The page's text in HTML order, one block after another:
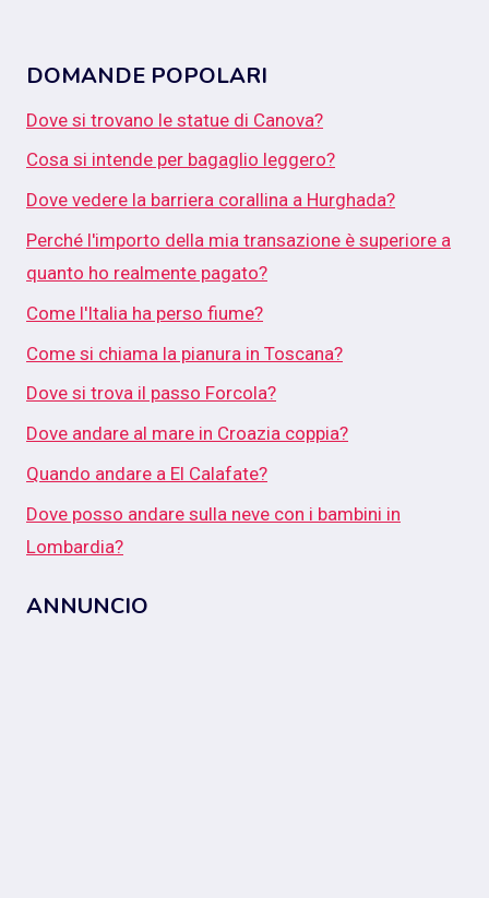
DOMANDE POPOLARI
Dove si trovano le statue di Canova?
Cosa si intende per bagaglio leggero?
Dove vedere la barriera corallina a Hurghada?
Perché l'importo della mia transazione è superiore a
quanto ho realmente pagato?
Come l'Italia ha perso fiume?
Come si chiama la pianura in Toscana?
Dove si trova il passo Forcola?
Dove andare al mare in Croazia coppia?
Quando andare a El Calafate?
Dove posso andare sulla neve con i bambini in
Lombardia?
ANNUNCIO